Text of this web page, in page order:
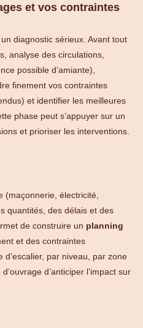
et vos contraintes
diagnostic sérieux. Avant tout
analyse des circulations,
possible d’amiante),
finement vos contraintes
et identifier les meilleures
phase peut s’appuyer sur un
et prioriser les interventions.
(maçonnerie, électricité,
quantités, des délais et des
de construire un planning
et des contraintes
par niveau, par zone
d’anticiper l’impact sur